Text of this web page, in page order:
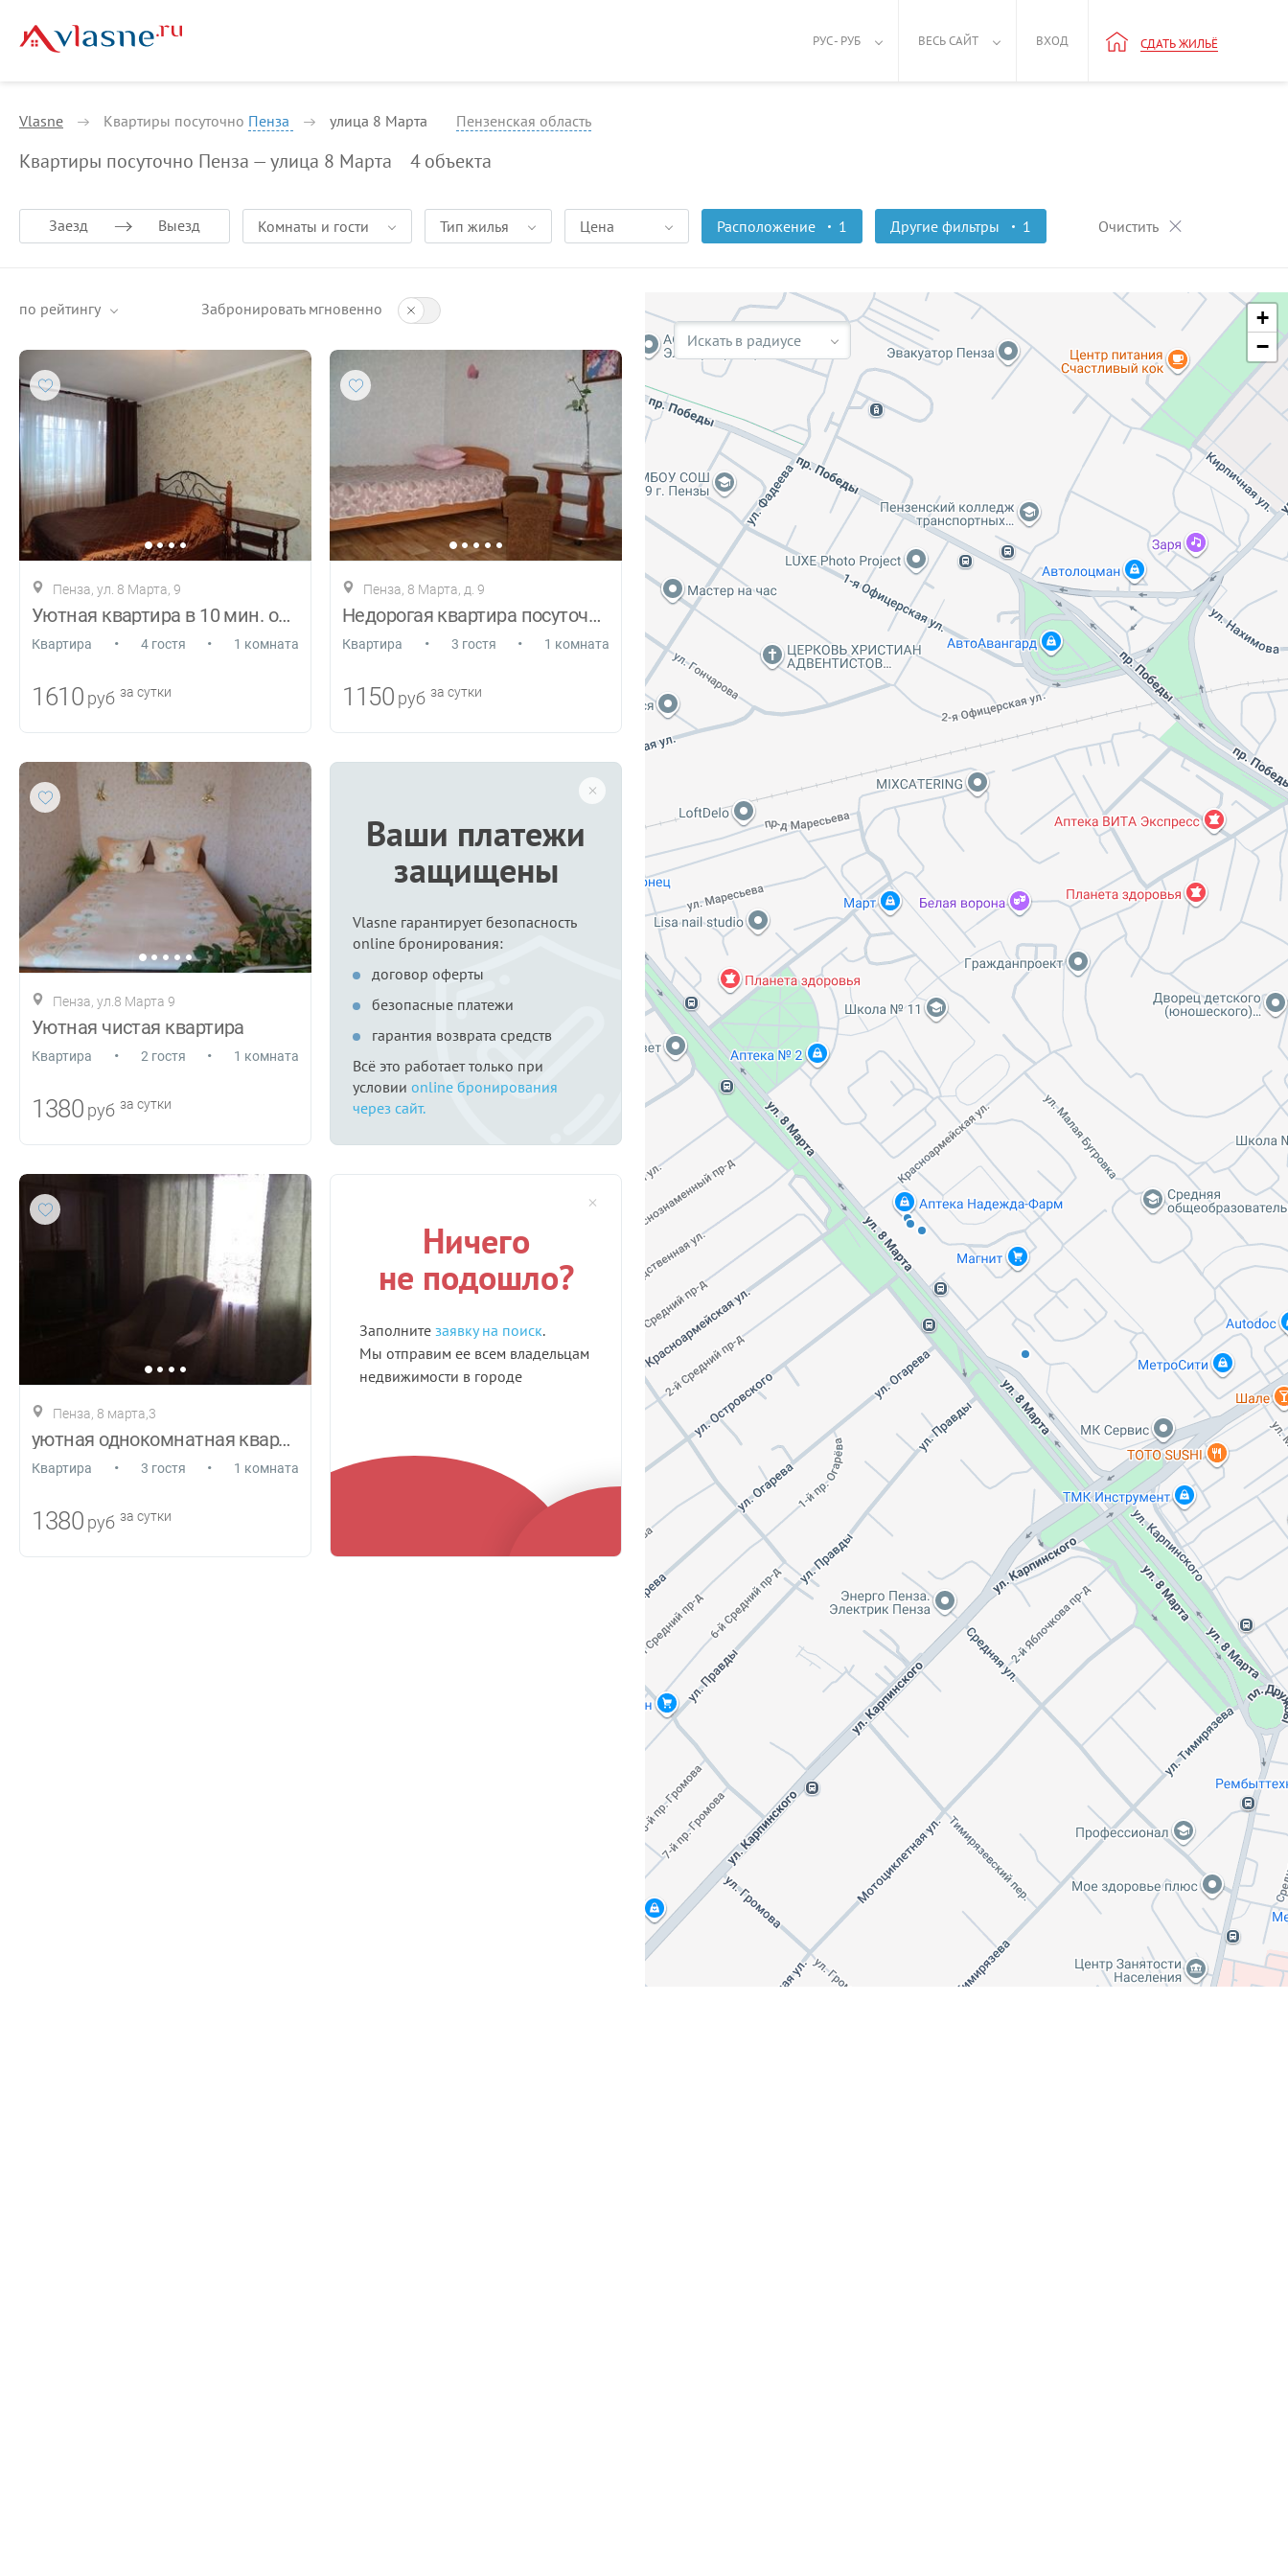
РУС - РУБ ВЕСЬ САЙТ ВХОД СДАТЬ ЖИЛЬЁ
Vlasne Квартиры посуточно Пенза улица 8 Марта Пензенская область
Квартиры посуточно Пенза — улица 8 Марта 4объекта
Заезд Выезд Комнаты и гости Тип жилья Цена Расположение 1 Другие фильтры 1 Очистить
по рейтингу Забронировать мгновенно
Пенза, ул. 8 Марта, 9
Уютная квартира в 10 мин. от ЦЕНТРА
Квартира • 4 гостя • 1 комната
1610 руб за сутки
Пенза, 8 Марта, д. 9
Недорогая квартира посуточно в г. Пенза.
Квартира • 3 гостя • 1 комната
1150 руб за сутки
Пенза, ул.8 Марта 9
Уютная чистая квартира
Квартира • 2 гостя • 1 комната
1380 руб за сутки
Ваши платежи
защищены
Vlasne гарантирует безопасность
online бронирования:
договор оферты
безопасные платежи
гарантия возврата средств
Всё это работает только при
условии online бронирования
через сайт.
Пенза, 8 марта,3
уютная однокомнатная квартира
Квартира • 3 гостя • 1 комната
1380 руб за сутки
Ничего
не подошло?
Заполните заявку на поиск.
Мы отправим ее всем владельцам
недвижимости в городе
Искать в радиусе
+
−